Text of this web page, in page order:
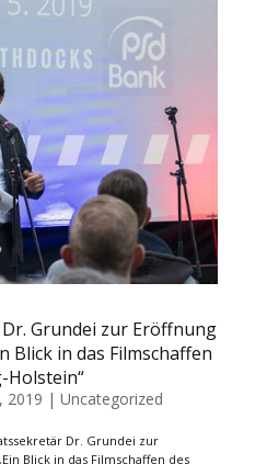
Grundei zur Eröffnung
Blick in das Filmschaffen
Holstein“
2019 | Uncategorized
Dr. Grundei zur
Blick in das Filmschaffen des